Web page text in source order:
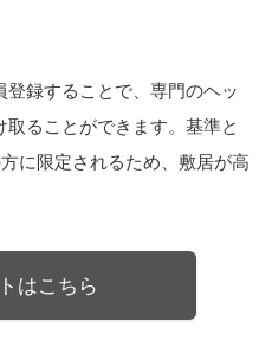
録することで、専門のヘッ
取ることができます。基準と
に限定されるため、敷居が高
はこちら